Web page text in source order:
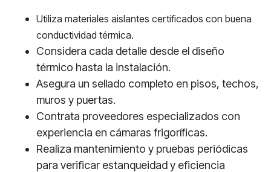
Utiliza materiales aislantes certificados con buena
conductividad térmica.
Considera cada detalle desde el diseño
térmico hasta la instalación.
Asegura un sellado completo en pisos, techos,
muros y puertas.
Contrata proveedores especializados con
experiencia en cámaras frigoríficas.
Realiza mantenimiento y pruebas periódicas
para verificar estanqueidad y eficiencia